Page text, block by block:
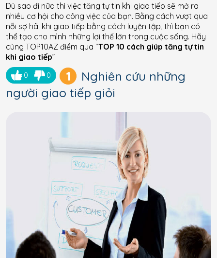
Dù sao đi nữa thì việc tăng tự tin khi giao tiếp sẽ mở ra
nhiều cơ hội cho công việc của bạn. Bằng cách vượt qua
nỗi sợ hãi khi giao tiếp bằng cách luyện tập, thì bạn có
thể tạo cho mình những lợi thế lớn trong cuộc sống. Hãy
cùng TOP10AZ điểm qua “TOP 10 cách giúp tăng tự tin
khi giao tiếp”
0 0 1
Nghiên cứu những
người giao tiếp giỏi